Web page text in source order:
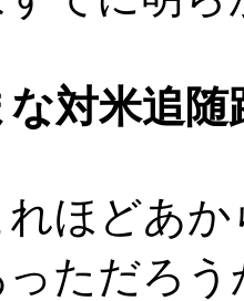
対米追随
ほどあか
ただろ